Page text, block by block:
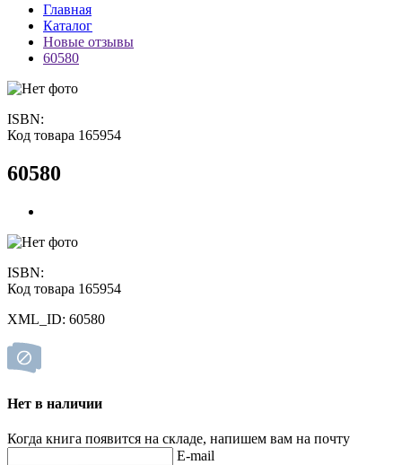
Главная
Каталог
Новые отзывы
60580
ISBN:
Код товара 165954
60580
ISBN:
Код товара 165954
XML_ID: 60580
Нет в наличии
Когда книга появится на складе, напишем вам на почту
E-mail